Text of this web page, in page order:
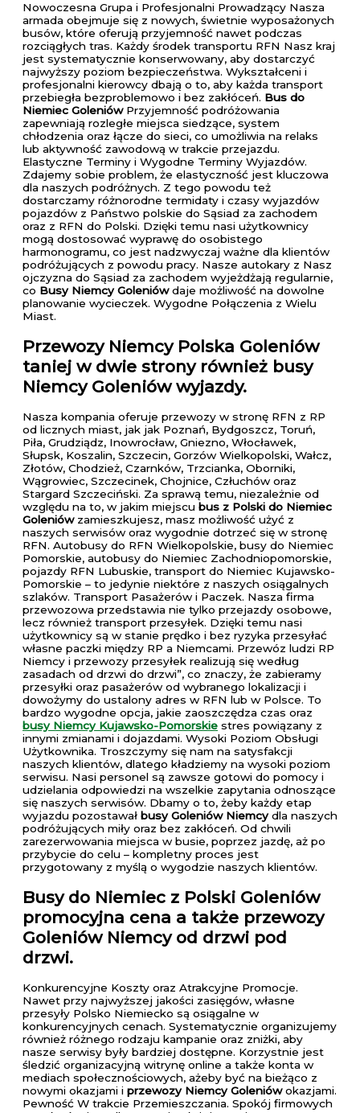
Nowoczesna Grupa i Profesjonalni Prowadzący Nasza
armada obejmuje się z nowych, świetnie wyposażonych
busów, które oferują przyjemność nawet podczas
rozciągłych tras. Każdy środek transportu RFN Nasz kraj
jest systematycznie konserwowany, aby dostarczyć
najwyższy poziom bezpieczeństwa. Wykształceni i
profesjonalni kierowcy dbają o to, aby każda transport
przebiegła bezproblemowo i bez zakłóceń. Bus do
Niemiec GoleniówPrzyjemność podróżowania
zapewniają rozległe miejsca siedzące, system
chłodzenia oraz łącze do sieci, co umożliwia na relaks
lub aktywność zawodową w trakcie przejazdu.
Elastyczne Terminy i Wygodne Terminy Wyjazdów.
Zdajemy sobie problem, że elastyczność jest kluczowa
dla naszych podróżnych. Z tego powodu też
dostarczamy różnorodne termidaty i czasy wyjazdów
pojazdów z Państwo polskie do Sąsiad za zachodem
oraz z RFN do Polski. Dzięki temu nasi użytkownicy
mogą dostosować wyprawę do osobistego
harmonogramu, co jest nadzwyczaj ważne dla klientów
podróżujących z powodu pracy. Nasze autokary z Nasz
ojczyzna do Sąsiad za zachodem wyjeżdżają regularnie,
co Busy Niemcy Goleniówdaje możliwość na dowolne
planowanie wycieczek. Wygodne Połączenia z Wielu
Miast.
Przewozy Niemcy Polska Goleniów
taniej w dwie strony również busy
Niemcy Goleniów wyjazdy.
Nasza kompania oferuje przewozy w stronę RFN z RP
od licznych miast, jak jak Poznań, Bydgoszcz, Toruń,
Piła, Grudziądz, Inowrocław, Gniezno, Włocławek,
Słupsk, Koszalin, Szczecin, Gorzów Wielkopolski, Wałcz,
Złotów, Chodzież, Czarnków, Trzcianka, Oborniki,
Wągrowiec, Szczecinek, Chojnice, Człuchów oraz
Stargard Szczeciński. Za sprawą temu, niezależnie od
względu na to, w jakim miejscu bus z Polski do Niemiec
Goleniówzamieszkujesz, masz możliwość użyć z
naszych serwisów oraz wygodnie dotrzeć się w stronę
RFN. Autobusy do RFN Wielkopolskie, busy do Niemiec
Pomorskie, autobusy do Niemiec Zachodniopomorskie,
pojazdy RFN Lubuskie, transport do Niemiec Kujawsko-
Pomorskie – to jedynie niektóre z naszych osiągalnych
szlaków. Transport Pasażerów i Paczek. Nasza firma
przewozowa przedstawia nie tylko przejazdy osobowe,
lecz również transport przesyłek. Dzięki temu nasi
użytkownicy są w stanie prędko i bez ryzyka przesyłać
własne paczki między RP a Niemcami. Przewóz ludzi RP
Niemcy i przewozy przesyłek realizują się według
zasadach od drzwi do drzwi”, co znaczy, że zabieramy
przesyłki oraz pasażerów od wybranego lokalizacji i
dowożymy do ustalony adres w RFN lub w Polsce. To
bardzo wygodne opcja, jakie zaoszczędza czas oraz
busy Niemcy Kujawsko-Pomorskie stres powiązany z
innymi zmianami i dojazdami. Wysoki Poziom Obsługi
Użytkownika. Troszczymy się nam na satysfakcji
naszych klientów, dlatego kładziemy na wysoki poziom
serwisu. Nasi personel są zawsze gotowi do pomocy i
udzielania odpowiedzi na wszelkie zapytania odnoszące
się naszych serwisów. Dbamy o to, żeby każdy etap
wyjazdu pozostawał busy Goleniów Niemcydla naszych
podróżujących miły oraz bez zakłóceń. Od chwili
zarezerwowania miejsca w busie, poprzez jazdę, aż po
przybycie do celu – kompletny proces jest
przygotowany z myślą o wygodzie naszych klientów.
Busy do Niemiec z Polski Goleniów
promocyjna cena a także przewozy
Goleniów Niemcy od drzwi pod
drzwi.
Konkurencyjne Koszty oraz Atrakcyjne Promocje.
Nawet przy najwyższej jakości zasięgów, własne
przesyły Polsko Niemiecko są osiągalne w
konkurencyjnych cenach. Systematycznie organizujemy
również różnego rodzaju kampanie oraz zniżki, aby
nasze serwisy były bardziej dostępne. Korzystnie jest
śledzić organizacyjną witrynę online a także konta w
mediach społecznościowych, ażeby być na bieżąco z
nowymi okazjami i przewozy Niemcy Goleniówokazjami.
Pewność W trakcie Przemieszczania. Spokój firmowych